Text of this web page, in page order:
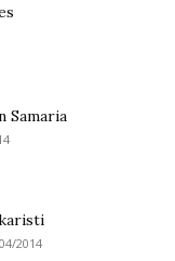
Samaria
2014